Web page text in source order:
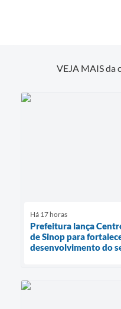
VEJA MAIS da
Há 17 horas
Prefeitura lança
de Sinop para
desenvolvimento do